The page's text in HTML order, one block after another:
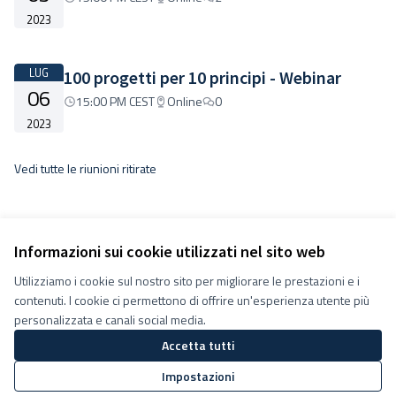
Informazioni sui cookie utilizzati nel sito web
Utilizziamo i cookie sul nostro sito per migliorare le prestazioni e i
contenuti. I cookie ci permettono di offrire un'esperienza utente più
personalizzata e canali social media.
Accetta tutti
Impostazioni
2023
LUG
06
2023
100 progetti per 10 principi - Webinar
15:00 PM CEST Online 0
Vedi tutte le riunioni ritirate
Termini e condizioni d''uso
Impostazioni Cookie
Decidiamo su Facebook
(Collegamento esterno)